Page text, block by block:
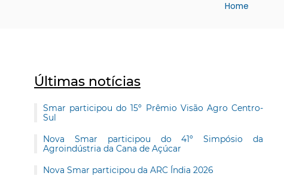
Home
Últimas notícias
Smar participou do 15º Prêmio Visão Agro Centro-
Sul
Nova Smar participou do 41º Simpósio da
Agroindústria da Cana de Açúcar
Nova Smar participou da ARC Índia 2026